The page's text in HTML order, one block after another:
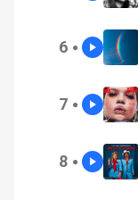
6 ●
7 ●
8 ●